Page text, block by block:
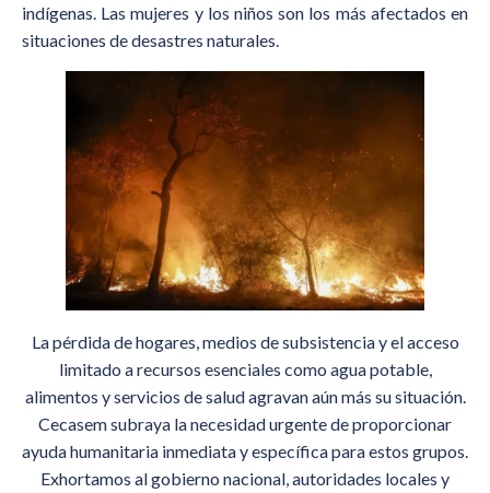
indígenas. Las mujeres y los niños son los más afectados en
situaciones de desastres naturales.
La pérdida de hogares, medios de subsistencia y el acceso
limitado a recursos esenciales como agua potable,
alimentos y servicios de salud agravan aún más su situación.
Cecasem subraya la necesidad urgente de proporcionar
ayuda humanitaria inmediata y específica para estos grupos.
Exhortamos al gobierno nacional, autoridades locales y